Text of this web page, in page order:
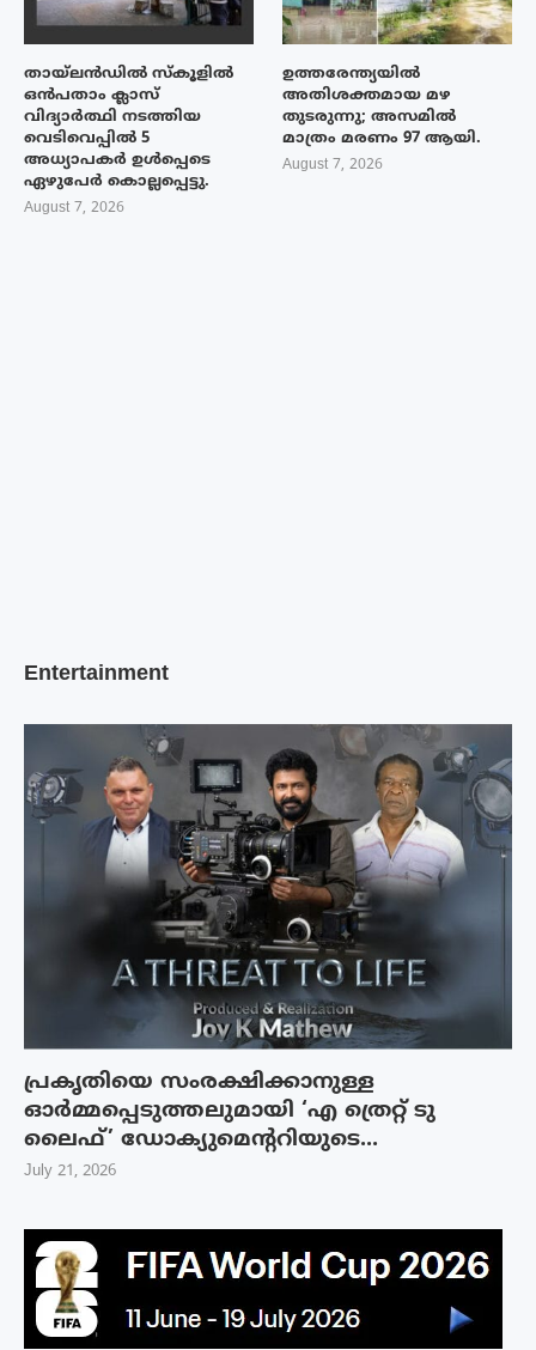
തായ്‌ലൻഡിൽ സ്കൂളിൽ
ഒൻപതാം ക്ലാസ്
വിദ്യാർത്ഥി നടത്തിയ
വെടിവെപ്പിൽ 5
അധ്യാപകർ ഉൾപ്പെടെ
ഏഴുപേർ കൊല്ലപ്പെട്ടു.
August 7, 2026
ഉത്തരേന്ത്യയിൽ
അതിശക്തമായ മഴ
തുടരുന്നു; അസമിൽ
മാത്രം മരണം 97 ആയി.
August 7, 2026
Entertainment
പ്രകൃതിയെ സംരക്ഷിക്കാനുള്ള
ഓർമ്മപ്പെടുത്തലുമായി ‘എ ത്രെറ്റ് ടു
ലൈഫ്’ ഡോക്യുമെന്ററിയുടെ...
July 21, 2026